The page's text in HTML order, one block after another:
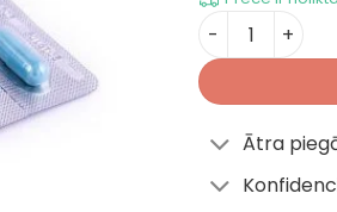
Power tabs 10
Ātra